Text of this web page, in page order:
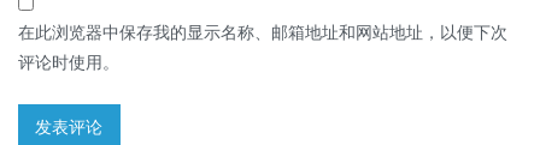
在此浏览器中保存我的显示名称、邮箱地址和网站地址，以便下次
评论时使用。